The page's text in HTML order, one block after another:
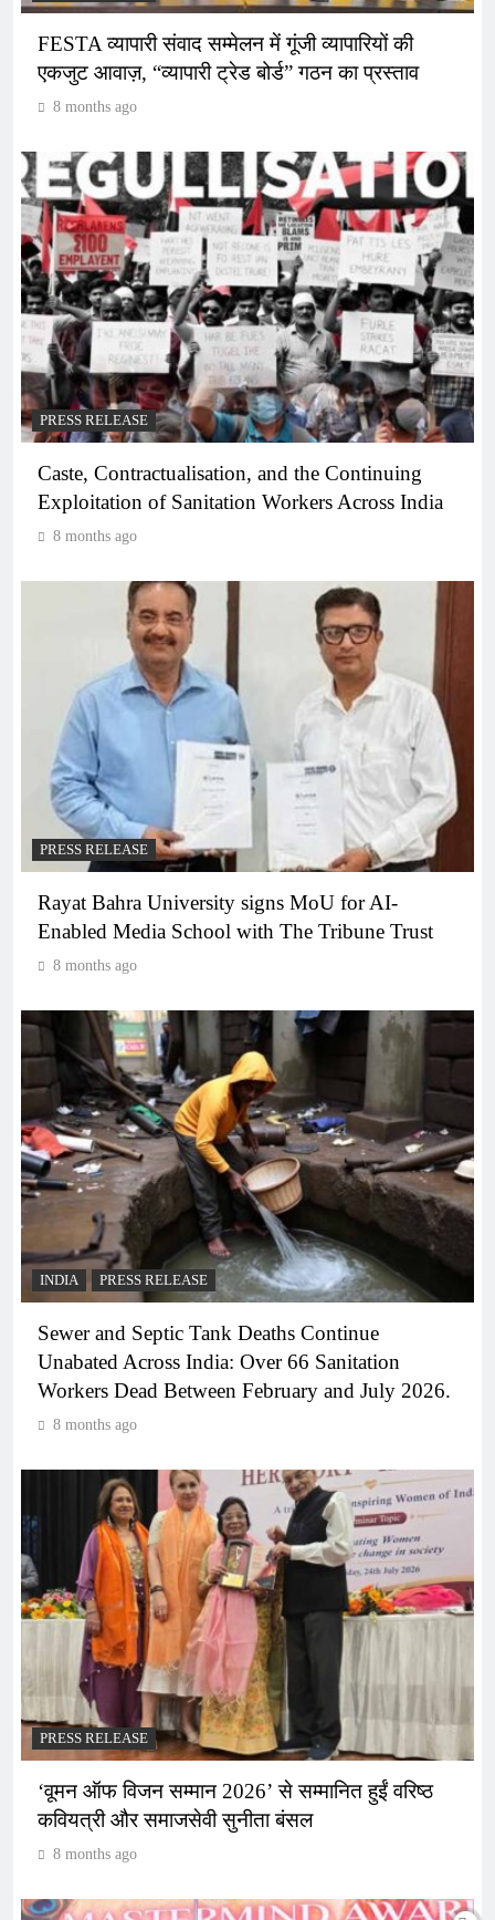
FESTA व्यापारी संवाद सम्मेलन में गूंजी व्यापारियों की
एकजुट आवाज़, “व्यापारी ट्रेड बोर्ड” गठन का प्रस्ताव
8 months ago
PRESS RELEASE
Caste, Contractualisation, and the Continuing
Exploitation of Sanitation Workers Across India
8 months ago
PRESS RELEASE
Rayat Bahra University signs MoU for AI-
Enabled Media School with The Tribune Trust
8 months ago
INDIA PRESS RELEASE
Sewer and Septic Tank Deaths Continue
Unabated Across India: Over 66 Sanitation
Workers Dead Between February and July 2026.
8 months ago
PRESS RELEASE
‘वूमन ऑफ विजन सम्मान 2026’ से सम्मानित हुईं वरिष्ठ
कवियत्री और समाजसेवी सुनीता बंसल
8 months ago